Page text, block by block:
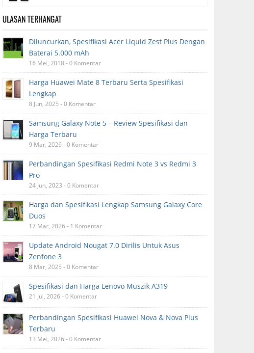
ULASAN TERHANGAT
Diluncurkan, Spesifikasi Acer Liquid Zest Plus Dengan
Baterai 5.000 mAh
16 Mei, 2018 - 0 Komentar
Harga Huawei Mate 8 Terbaru Serta Spesifikasi
Lengkap
8 Jun, 2025 - 0 Komentar
Samsung Galaxy Note 5 – Review Spesifikasi dan
Harga Terbaru
9 Mar, 2026 - 0 Komentar
Perbandingan Spesifikasi Redmi Note 3 vs Redmi 3
Pro
24 Jun, 2023 - 0 Komentar
Harga dan Spesifikasi Lengkap Samsung Galaxy Core
Duos
17 Mar, 2026 - 1 Komentar
Update Android Nougat 7.0 Dirilis Untuk Asus
Zenfone 3
8 Mar, 2025 - 0 Komentar
Spesifikasi dan Harga Lenovo Muszik A319
21 Jul, 2026 - 0 Komentar
Perbandingan Spesifikasi Huawei Nova & Nova Plus
Terbaru
13 Mei, 2026 - 0 Komentar